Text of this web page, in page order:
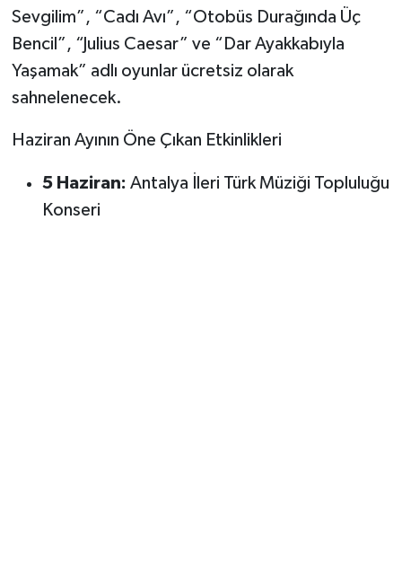
Sevgilim”, “Cadı Avı”, “Otobüs Durağında Üç
Bencil”, “Julius Caesar” ve “Dar Ayakkabıyla
Yaşamak” adlı oyunlar ücretsiz olarak
sahnelenecek.
Haziran Ayının Öne Çıkan Etkinlikleri
5 Haziran: Antalya İleri Türk Müziği Topluluğu
Konseri